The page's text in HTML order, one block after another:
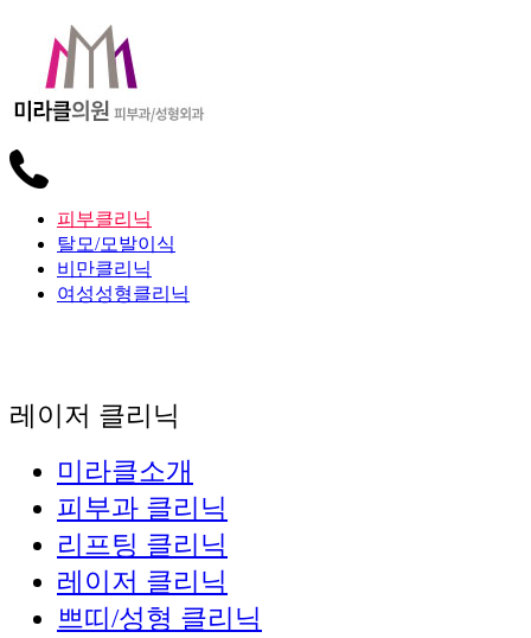
피부클리닉
탈모/모발이식
비만클리닉
여성성형클리닉
레이저 클리닉
미라클소개
피부과 클리닉
리프팅 클리닉
레이저 클리닉
쁘띠/성형 클리닉